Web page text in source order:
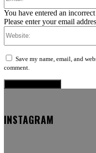
You have entered an
Please enter your email
Save my name, email, and
comment.
INSTAGRAM